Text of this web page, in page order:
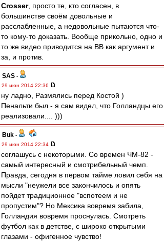
Crosser, просто те, кто согласен, в
большинстве своём довольные и
расслабленные, а недовольные пытаются что-
то кому-то доказать. Вообще прикольно, одно и
то же видео приводится на ВВ как аргумент и
за, и против.
SAS -
29 июн 2014 22:36
ну ладно, Размялись перед Костой )
Пенальти был - я сам видел, что Голландцы его
реализовали.... )))
Buk -
29 июн 2014 22:34
соглашусь с некоторыми. Со времен ЧМ-82 -
самый интересный и смотрибельный чемп.
Правда, сегодня в первом тайме ловил себя на
мысли "неужели все закончилось и опять
пойдет традиционное "вспотеем и не
пропустим"? Но Мексика вовремя забила,
Голландия вовремя проснулась. Смотреть
футбол как в детстве, с широко открытыми
глазами - офигенное чувство!